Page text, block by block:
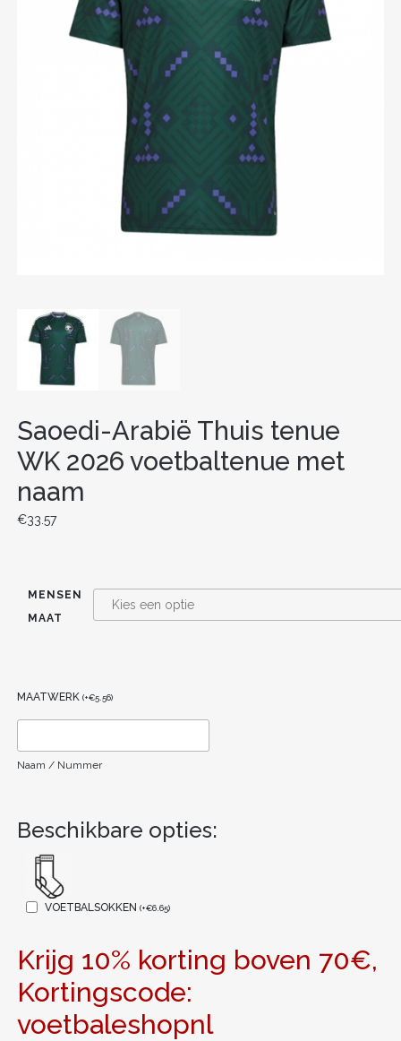
Saoedi-Arabië Thuis tenue
WK 2026 voetbaltenue met
naam
€33.57
MENSEN
MAAT
MAATWERK (+€5.56)
Naam / Nummer
Beschikbare opties:
VOETBALSOKKEN (+€6.65)
Krijg 10% korting boven 70€,
Kortingscode:
voetbaleshopnl